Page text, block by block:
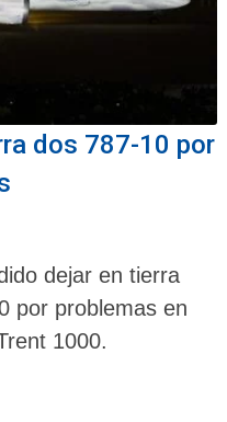
dos 787-10 por
dejar en tierra
por problemas en
1000.